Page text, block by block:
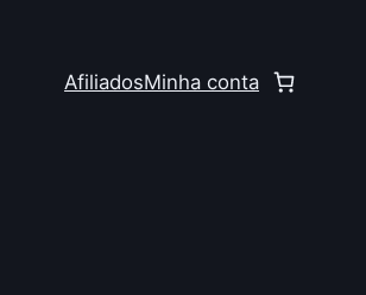
AfiliadosMinha conta